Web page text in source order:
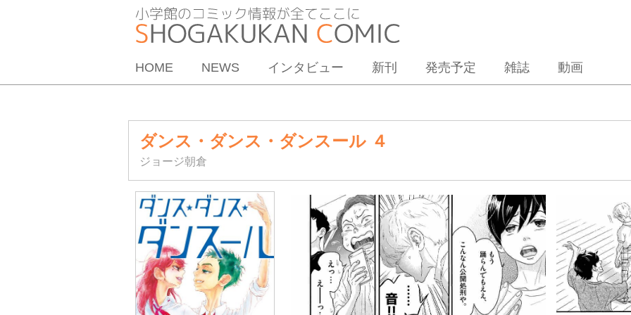
HOME NEWS インタビュー 新刊 発売予定 雑誌 動画
ダンス・ダンス・ダンスール ４
ジョージ朝倉